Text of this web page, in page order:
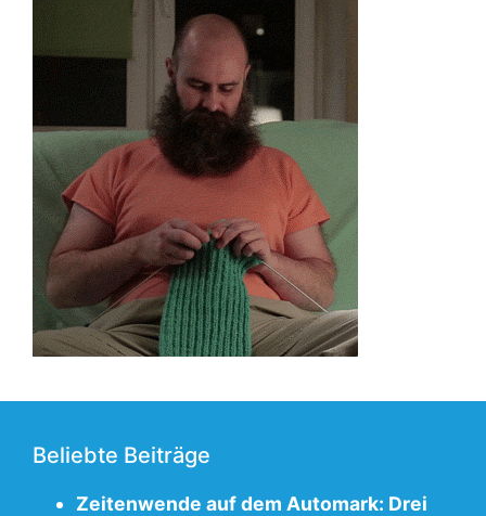
Beliebte Beiträge
Zeitenwende auf dem Automark: Drei